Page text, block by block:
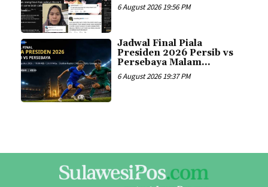
6 August 2026 19:56 PM
Jadwal Final Piala
Presiden 2026 Persib vs
Persebaya Malam...
6 August 2026 19:37 PM